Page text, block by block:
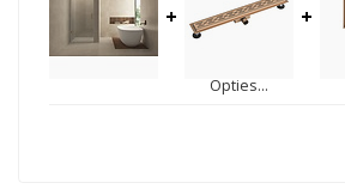
+
Opties...
+